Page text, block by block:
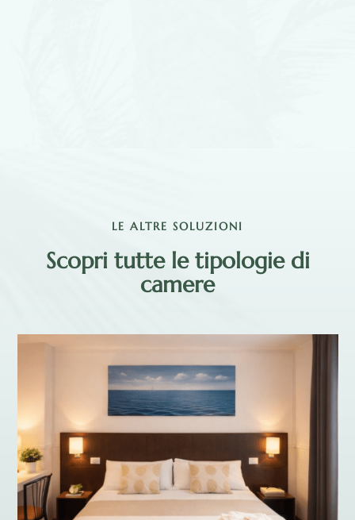
LE ALTRE SOLUZIONI
Scopri tutte le tipologie di
camere